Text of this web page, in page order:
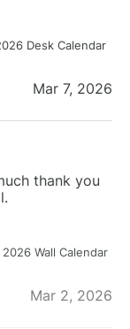
Desk Calendar
Mar 7, 2026
thank you
Wall Calendar
Mar 2, 2026